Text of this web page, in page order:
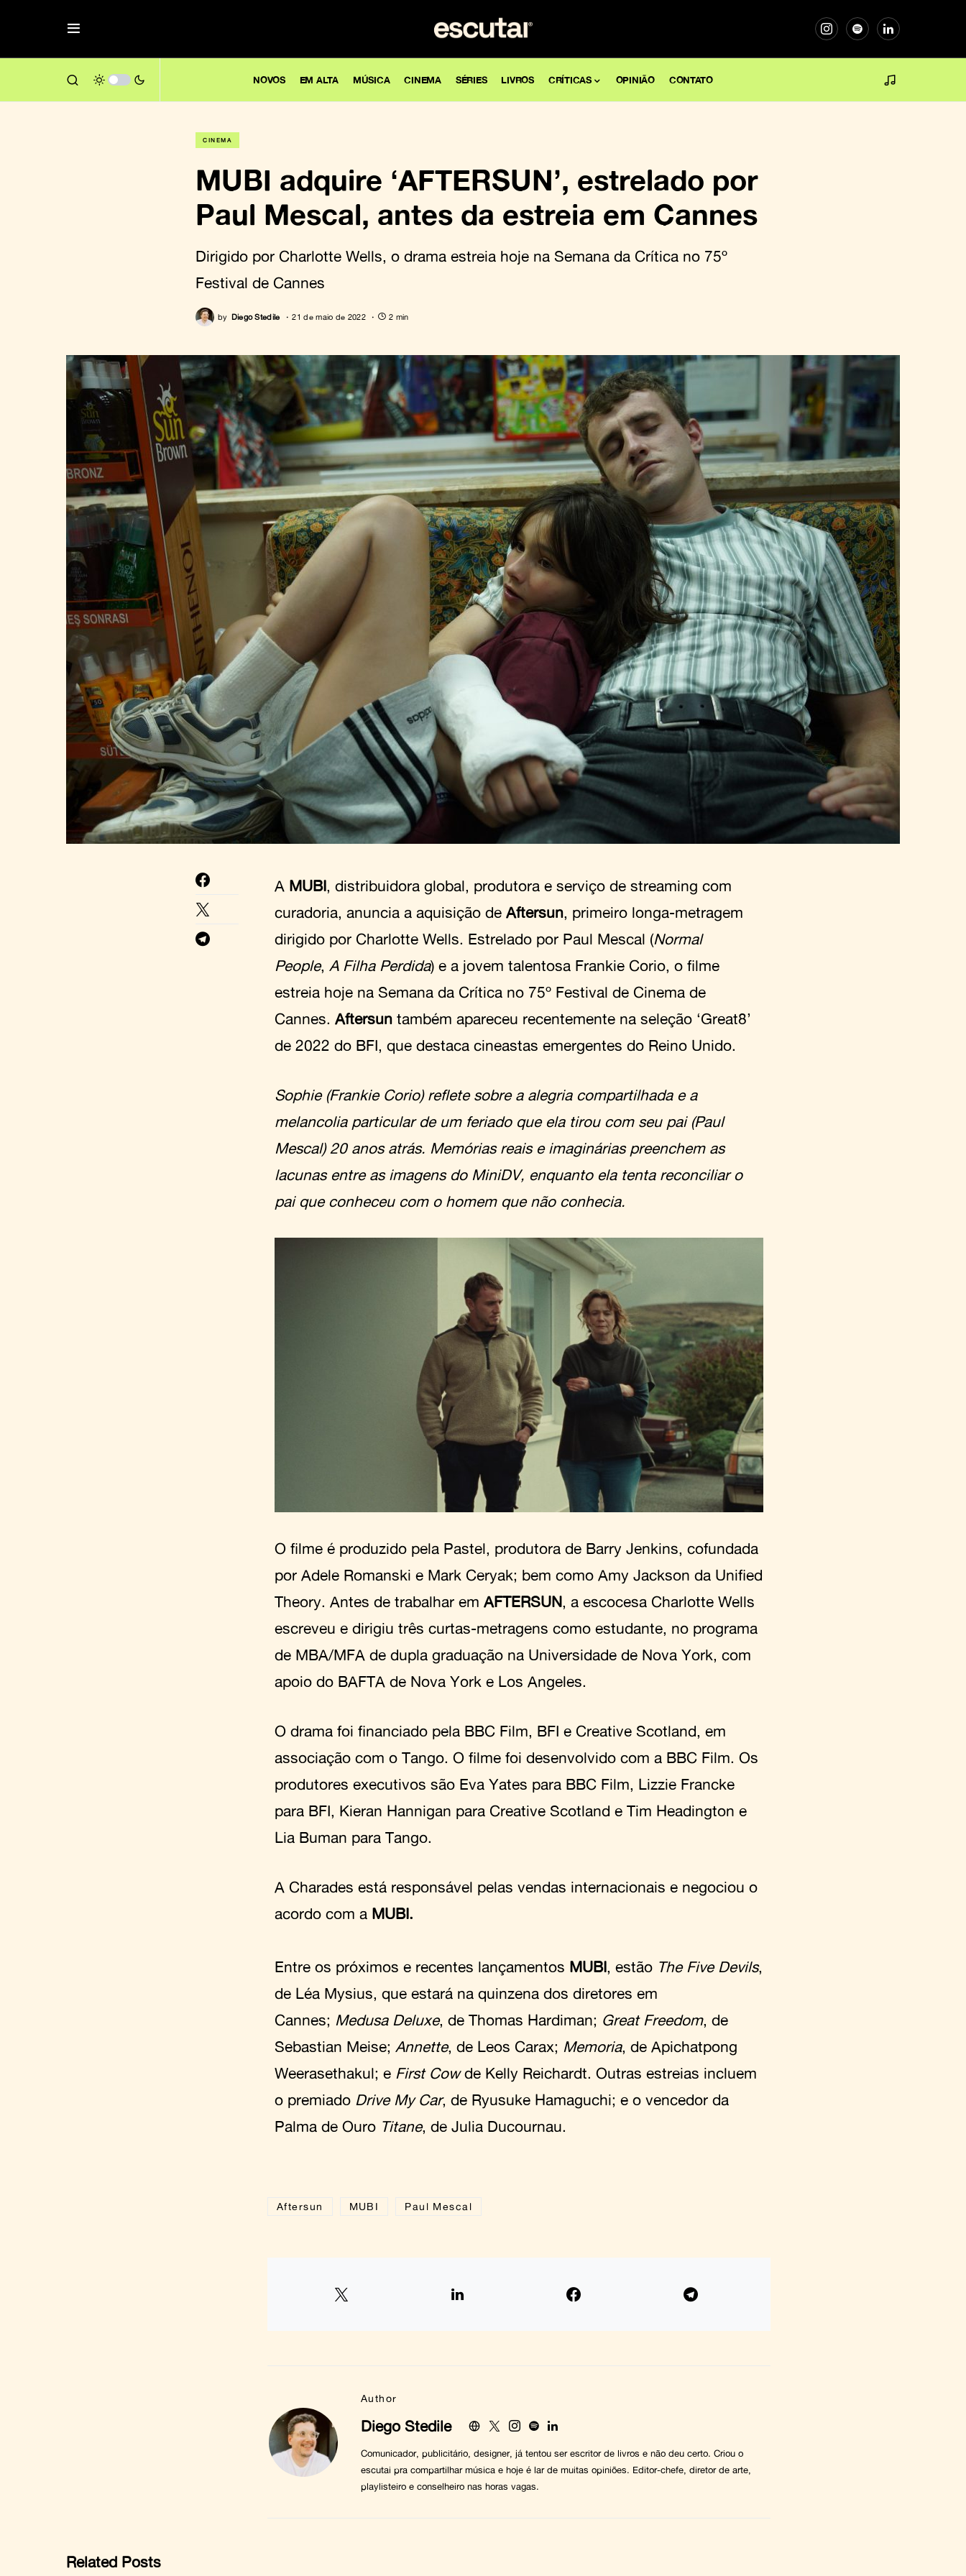
NOVOS EM ALTA MÚSICA CINEMA SÉRIES LIVROS CRÍTICAS OPINIÃO CONTATO
CINEMA
MUBI adquire ‘AFTERSUN’, estrelado por
Paul Mescal, antes da estreia em Cannes
Dirigido por Charlotte Wells, o drama estreia hoje na Semana da Crítica no 75º
Festival de Cannes
by Diego Stedile 21 de maio de 2022 2 min
A MUBI, distribuidora global, produtora e serviço de streaming com
curadoria, anuncia a aquisição de Aftersun, primeiro longa-metragem
dirigido por Charlotte Wells. Estrelado por Paul Mescal (Normal
People, A Filha Perdida) e a jovem talentosa Frankie Corio, o filme
estreia hoje na Semana da Crítica no 75º Festival de Cinema de
Cannes. Aftersun também apareceu recentemente na seleção ‘Great8’
de 2022 do BFI, que destaca cineastas emergentes do Reino Unido.
Sophie (Frankie Corio) reflete sobre a alegria compartilhada e a
melancolia particular de um feriado que ela tirou com seu pai (Paul
Mescal) 20 anos atrás. Memórias reais e imaginárias preenchem as
lacunas entre as imagens do MiniDV, enquanto ela tenta reconciliar o
pai que conheceu com o homem que não conhecia.
O filme é produzido pela Pastel, produtora de Barry Jenkins, cofundada
por Adele Romanski e Mark Ceryak; bem como Amy Jackson da Unified
Theory. Antes de trabalhar em AFTERSUN, a escocesa Charlotte Wells
escreveu e dirigiu três curtas-metragens como estudante, no programa
de MBA/MFA de dupla graduação na Universidade de Nova York, com
apoio do BAFTA de Nova York e Los Angeles.
O drama foi financiado pela BBC Film, BFI e Creative Scotland, em
associação com o Tango. O filme foi desenvolvido com a BBC Film. Os
produtores executivos são Eva Yates para BBC Film, Lizzie Francke
para BFI, Kieran Hannigan para Creative Scotland e Tim Headington e
Lia Buman para Tango.
A Charades está responsável pelas vendas internacionais e negociou o
acordo com a MUBI.
Entre os próximos e recentes lançamentos MUBI, estão The Five Devils,
de Léa Mysius, que estará na quinzena dos diretores em
Cannes; Medusa Deluxe, de Thomas Hardiman; Great Freedom, de
Sebastian Meise; Annette, de Leos Carax; Memoria, de Apichatpong
Weerasethakul; e First Cowde Kelly Reichardt. Outras estreias incluem
o premiado Drive My Car, de Ryusuke Hamaguchi; e o vencedor da
Palma de Ouro Titane, de Julia Ducournau.
Aftersun MUBI Paul Mescal
Author
Diego Stedile
Comunicador, publicitário, designer, já tentou ser escritor de livros e não deu certo. Criou o
escutai pra compartilhar música e hoje é lar de muitas opiniões. Editor-chefe, diretor de arte,
playlisteiro e conselheiro nas horas vagas.
Related Posts